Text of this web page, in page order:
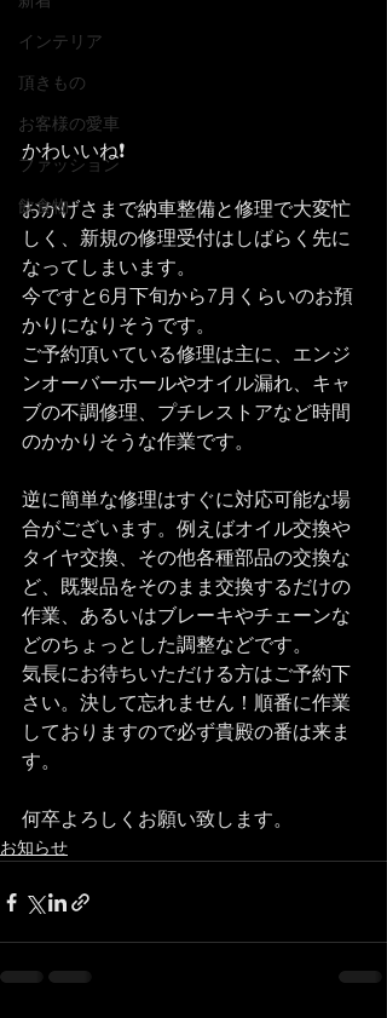
インテリア
頂きもの
お客様の愛車
ファッション
飲食物
かわいいね❗️
おかげさまで納車整備と修理で大変忙
しく、新規の修理受付はしばらく先に
なってしまいます。
今ですと6月下旬から7月くらいのお預
かりになりそうです。
ご予約頂いている修理は主に、エンジ
ンオーバーホールやオイル漏れ、キャ
ブの不調修理、プチレストアなど時間
のかかりそうな作業です。
逆に簡単な修理はすぐに対応可能な場
合がございます。例えばオイル交換や
タイヤ交換、その他各種部品の交換な
ど、既製品をそのまま交換するだけの
作業、あるいはブレーキやチェーンな
どのちょっとした調整などです。
気長にお待ちいただける方はご予約下
さい。決して忘れません！順番に作業
しておりますので必ず貴殿の番は来ま
す。
何卒よろしくお願い致します。
お知らせ